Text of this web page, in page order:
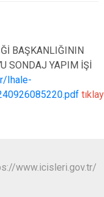
BAŞKANLIĞININ
SONDAJ YAPIM İŞİ
Ihale-